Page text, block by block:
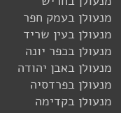
מנעולן בעמק חפר
מנעולן בעין שריד
מנעולן בכפר יונה
מנעולן באבן יהודה
מנעולן בפרדסיה
מנעולן בקדימה